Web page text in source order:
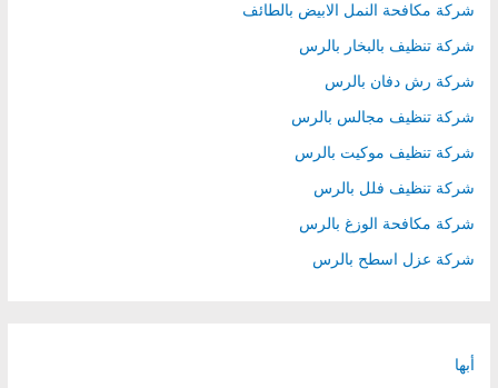
شركة مكافحة النمل الابيض بالطائف
شركة تنظيف بالبخار بالرس
شركة رش دفان بالرس
شركة تنظيف مجالس بالرس
شركة تنظيف موكيت بالرس
شركة تنظيف فلل بالرس
شركة مكافحة الوزغ بالرس
شركة عزل اسطح بالرس
أبها